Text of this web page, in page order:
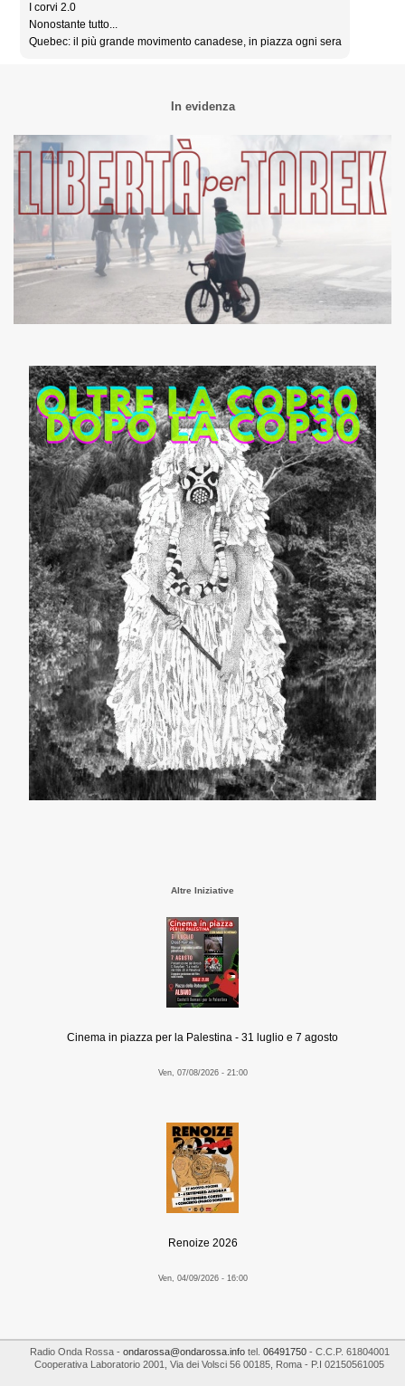
I corvi 2.0
Nonostante tutto...
Quebec: il più grande movimento canadese, in piazza ogni sera
In evidenza
Altre Iniziative
Cinema in piazza per la Palestina - 31 luglio e 7 agosto
Ven, 07/08/2026 - 21:00
Renoize 2026
Ven, 04/09/2026 - 16:00
Radio Onda Rossa- ondarossa@ondarossa.infotel. 06491750- C.C.P. 61804001
Cooperativa Laboratorio 2001
Via dei Volsci 56 00185 Roma - P.I 02150561005